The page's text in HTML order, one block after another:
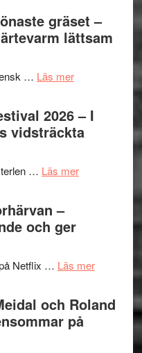
Vrach
Frankenshtey
med
Mulder
och
Dana
titlar
i
Shahab
Mehrabi
till
Kulturs
gräset –
lättsam
… Läs merom
Filmrecension:
Det
grönaste
gräset
en
hjärtevarm
2026 – I
vidsträckta
… Läs merom
–
Delvis
bortom
–
och ger
Netflix … Läs merom
–
och Roland
på